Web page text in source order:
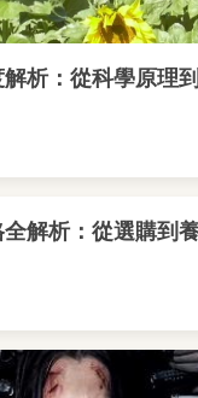
析：從科學原理
解析：從選購到